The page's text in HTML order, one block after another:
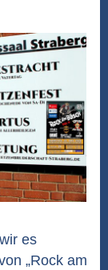
es
„Rock am